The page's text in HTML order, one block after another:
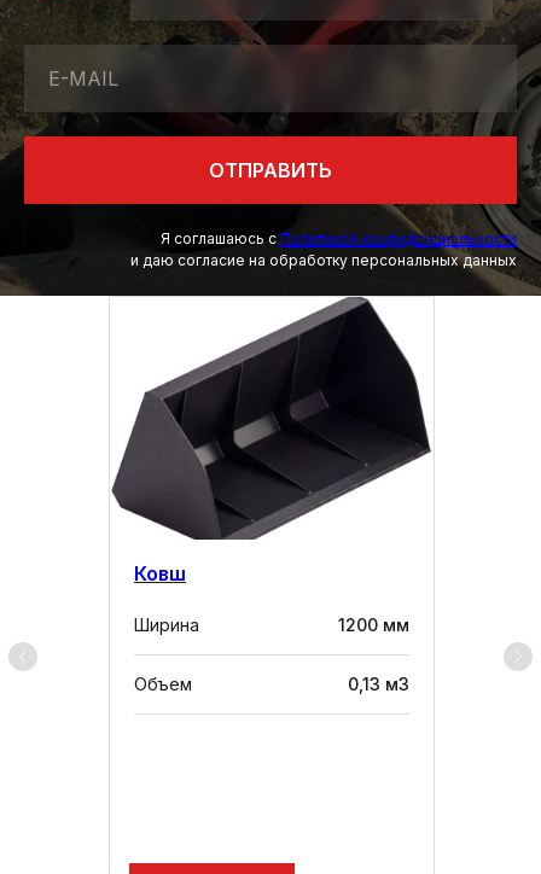
E-MAIL
ОТПРАВИТЬ
Я соглашаюсь с Политикой конфиденциальности
и даю согласие на обработку персональных данных
Ковш
Ширина 1200 мм
Объем 0,13 м3